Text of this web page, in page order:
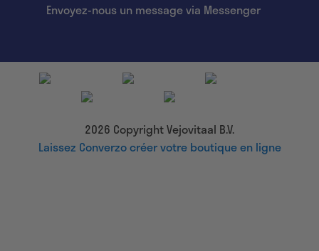
Envoyez-nous un message via Messenger
2026 Copyright Vejovitaal B.V.
Laissez Converzo créer votre boutique en ligne